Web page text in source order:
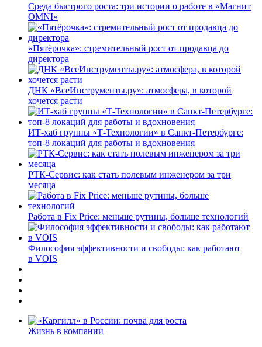
Среда быстрого роста: три истории о работе в «Магнит
OMNI»
«Пятёрочка»: стремительный рост от продавца до
директора
ДНК «ВсеИнструменты.ру»: атмосфера, в которой
хочется расти
ИТ-хаб группы «Т-Технологии» в Санкт-Петербурге:
топ-8 локаций для работы и вдохновения
РТК-Сервис: как стать полевым инженером за три
месяца
Работа в Fix Price: меньше рутины, больше технологий
Философия эффективности и свободы: как работают
в VOIS
Жизнь в компании